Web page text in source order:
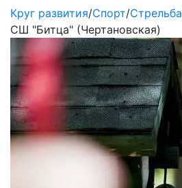
Круг развития/Спорт/Стрельба
СШ "Битца" (Чертановская)